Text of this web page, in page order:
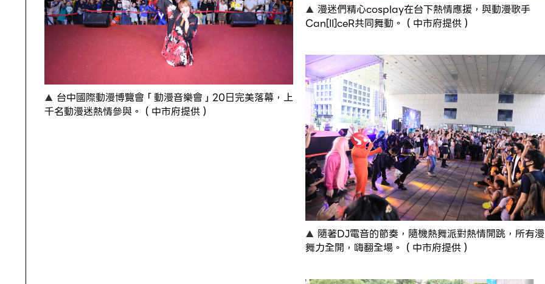
台中國際動漫博覽會「動漫音樂會」20日完美落幕，上
千名動漫迷熱情參與。（中市府提供）
漫迷們精心cosplay在台下熱情應援，與動漫歌手
Can[II]ceR共同舞動。（中市府提供）
隨著DJ電音的節奏，隨機熱舞派對熱情開跳，所有
舞力全開，嗨翻全場。（中市府提供）